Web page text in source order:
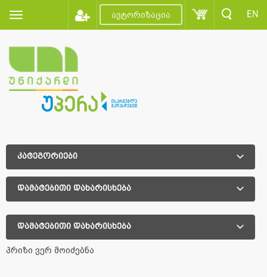
ავტორიზაცია EN
კატეგორიები
დამატებითი დახარისხება
დამატებითი დახარისხება
პრიზი ვერ მოიძებნა